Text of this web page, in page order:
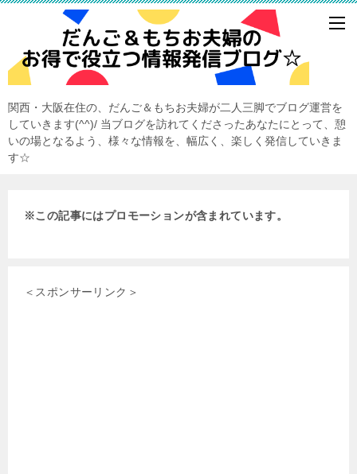
関西・大阪在住の、だんご＆もちお夫婦が二人三脚でブログ運営を
していきます(^^)/ 当ブログを訪れてくださったあなたにとって、憩
いの場となるよう、様々な情報を、幅広く、楽しく発信していきま
す☆
※この記事にはプロモーションが含まれています。
＜スポンサーリンク＞